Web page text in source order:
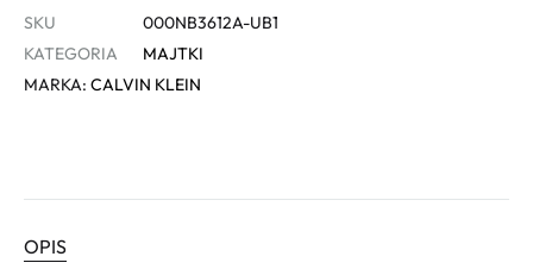
SKU
000NB3612A-UB1
KATEGORIA
MAJTKI
MARKA: CALVIN KLEIN
OPIS